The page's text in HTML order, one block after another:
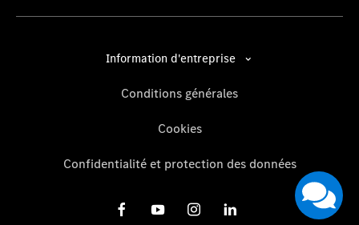
Information d'entreprise
Conditions générales
Cookies
Confidentialité et protection des données